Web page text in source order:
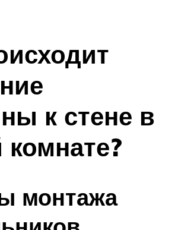
к стене в
комнате?
монтажа